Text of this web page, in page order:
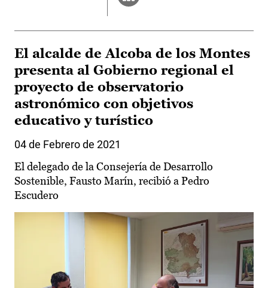
El alcalde de Alcoba de los Montes
presenta al Gobierno regional el
proyecto de observatorio
astronómico con objetivos
educativo y turístico
04 de Febrero de 2021
El delegado de la Consejería de Desarrollo
Sostenible, Fausto Marín, recibió a Pedro
Escudero